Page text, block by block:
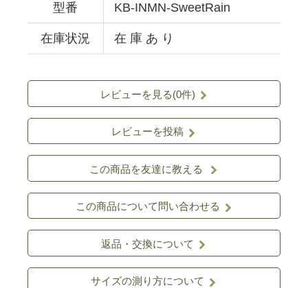
型番 KB-INMN-SweetRain
在庫状況 在 庫 あ り
レビューを見る(0件)
レビューを投稿
この商品を友達に教える
この商品について問い合わせる
返品・交換について
サイズの測り方について